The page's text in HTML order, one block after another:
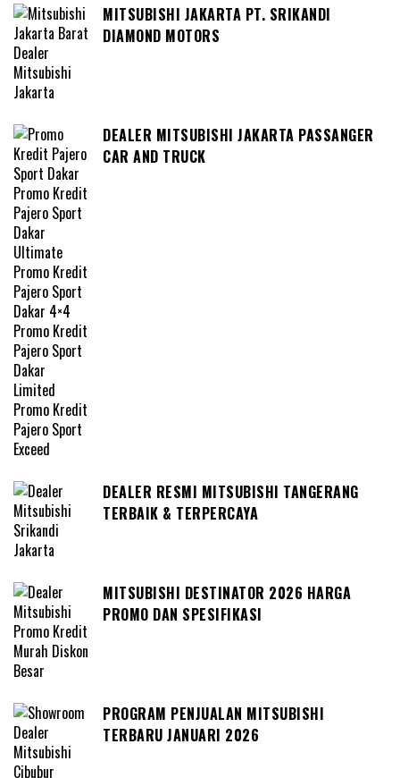
MITSUBISHI JAKARTA PT. SRIKANDI
DIAMOND MOTORS
DEALER MITSUBISHI JAKARTA PASSANGER
CAR AND TRUCK
DEALER RESMI MITSUBISHI TANGERANG
TERBAIK & TERPERCAYA
MITSUBISHI DESTINATOR 2026 HARGA
PROMO DAN SPESIFIKASI
PROGRAM PENJUALAN MITSUBISHI
TERBARU JANUARI 2026